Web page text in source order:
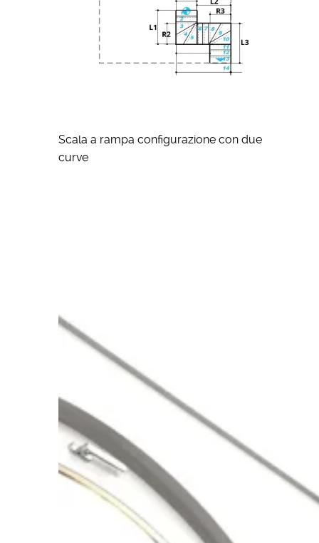
Scala a rampa configurazione con due
curve